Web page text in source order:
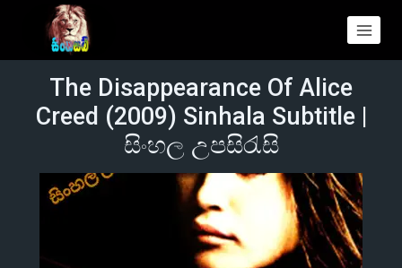
The Disappearance Of Alice
Creed (2009) Sinhala Subtitle |
සිංහල උපසිරැසි